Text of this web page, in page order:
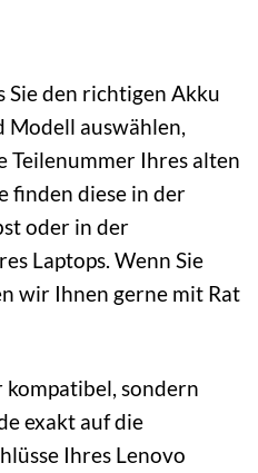
Sie den richtigen Akku
Modell auswählen,
Teilenummer Ihres alten
finden diese in der
oder in der
Laptops. Wenn Sie
wir Ihnen gerne mit Rat
sondern
exakt auf die
Ihres Lenovo